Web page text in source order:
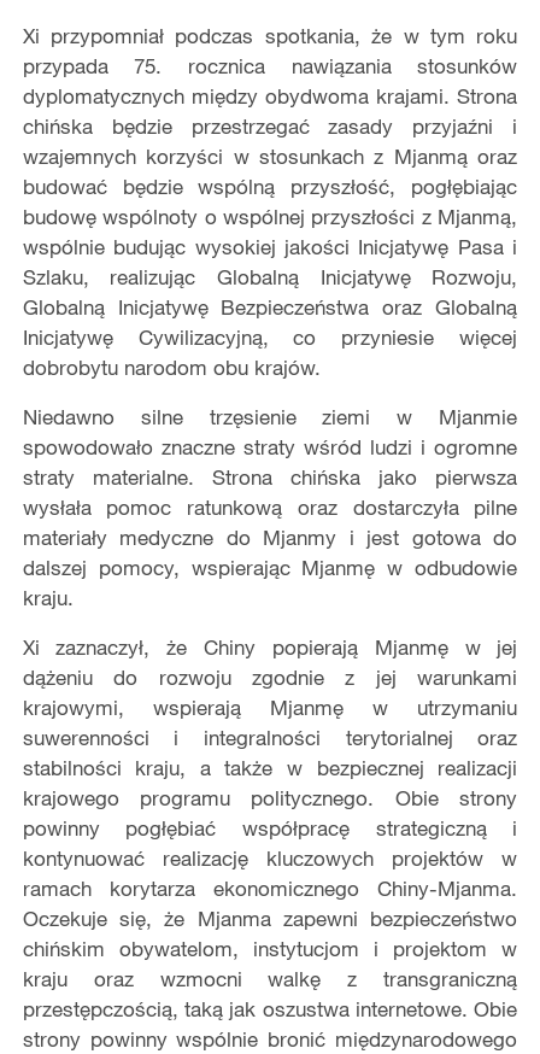
Xi przypomniał podczas spotkania, że w tym roku
przypada 75. rocznica nawiązania stosunków
dyplomatycznych między obydwoma krajami. Strona
chińska będzie przestrzegać zasady przyjaźni i
wzajemnych korzyści w stosunkach z Mjanmą oraz
budować będzie wspólną przyszłość, pogłębiając
budowę wspólnoty o wspólnej przyszłości z Mjanmą,
wspólnie budując wysokiej jakości Inicjatywę Pasa i
Szlaku, realizując Globalną Inicjatywę Rozwoju,
Globalną Inicjatywę Bezpieczeństwa oraz Globalną
Inicjatywę Cywilizacyjną, co przyniesie więcej
dobrobytu narodom obu krajów.
Niedawno silne trzęsienie ziemi w Mjanmie
spowodowało znaczne straty wśród ludzi i ogromne
straty materialne. Strona chińska jako pierwsza
wysłała pomoc ratunkową oraz dostarczyła pilne
materiały medyczne do Mjanmy i jest gotowa do
dalszej pomocy, wspierając Mjanmę w odbudowie
kraju.
Xi zaznaczył, że Chiny popierają Mjanmę w jej
dążeniu do rozwoju zgodnie z jej warunkami
krajowymi, wspierają Mjanmę w utrzymaniu
suwerenności i integralności terytorialnej oraz
stabilności kraju, a także w bezpiecznej realizacji
krajowego programu politycznego. Obie strony
powinny pogłębiać współpracę strategiczną i
kontynuować realizację kluczowych projektów w
ramach korytarza ekonomicznego Chiny-Mjanma.
Oczekuje się, że Mjanma zapewni bezpieczeństwo
chińskim obywatelom, instytucjom i projektom w
kraju oraz wzmocni walkę z transgraniczną
przestępczością, taką jak oszustwa internetowe. Obie
strony powinny wspólnie bronić międzynarodowego